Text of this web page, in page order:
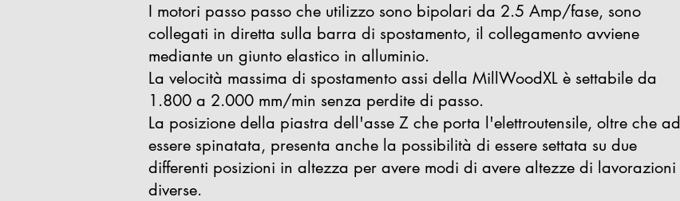
I motori passo passo che utilizzo sono bipolari da 2.5 Amp/fase, sono
collegati in diretta sulla barra di spostamento, il collegamento avviene
mediante un giunto elastico in alluminio.
La velocità massima di spostamento assi della MillWoodXL è settabile da
1.800 a 2.000 mm/min senza perdite di passo.
La posizione della piastra dell'asse Z che porta l'elettroutensile, oltre che ad
essere spinatata, presenta anche la possibilità di essere settata su due
differenti posizioni in altezza per avere modi di avere altezze di lavorazioni
diverse.